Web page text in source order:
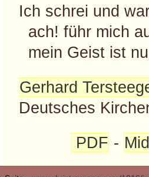
Ich schrei und
ach! führ mich
mein Geist ist
Gerhard
Deutsches
PDF -